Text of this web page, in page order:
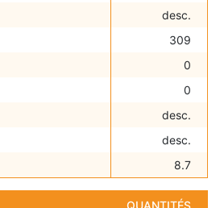
desc.
309
0
0
desc.
desc.
8.7